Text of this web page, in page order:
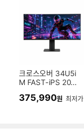
크로스오버 34U5i
M FAST-iPS 200
게이밍 멀티스탠드
375,990원 최저가